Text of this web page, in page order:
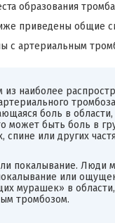
образования
приведены общие
с артериальным
из наиболее
боль в области,
может быть боль в
спине или других
покалывание. Люди
или
мурашек» в
тромбозом.